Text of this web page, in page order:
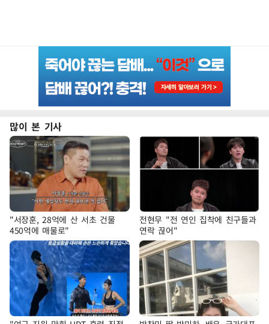
많이 본 기사
"서장훈, 28억에 산 서초 건물
450억에 매물로"
전현무 "전 연인 집착에 친구들과
연락 끊어"